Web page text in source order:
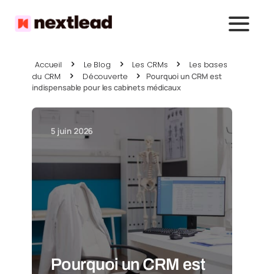
Accueil Le Blog Les CRMs
Les bases
du CRM
Découverte
Pourquoi un CRM est
indispensable pour les cabinets médicaux
5 juin 2026
Pourquoi un CRM est